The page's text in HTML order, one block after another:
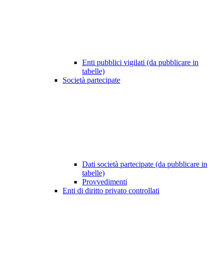
Enti pubblici vigilati (da pubblicare in
tabelle)
Società partecipate
Dati società partecipate (da pubblicare in
tabelle)
Provvedimenti
Enti di diritto privato controllati